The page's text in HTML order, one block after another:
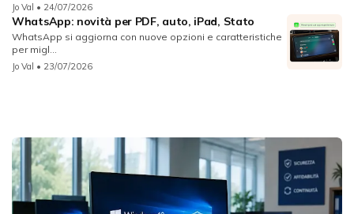
Jo Val • 24/07/2026
WhatsApp: novità per PDF, auto, iPad, Stato
WhatsApp si aggiorna con nuove opzioni e caratteristiche
per migl...
Jo Val • 23/07/2026